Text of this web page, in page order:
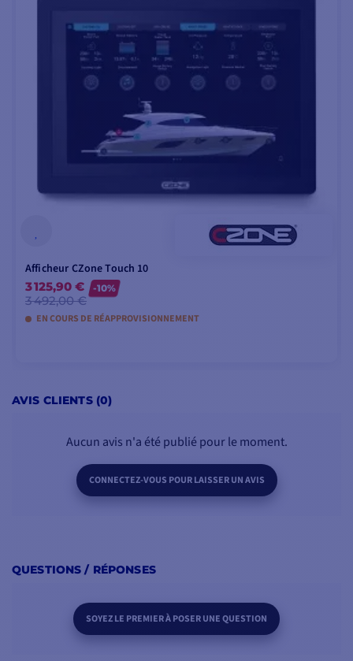
Afficheur CZone Touch 10
3 125,90 €
3 492,00 €
-10%
EN COURS DE RÉAPPROVISIONNEMENT
AVIS CLIENTS (0)
Aucun avis n'a été publié pour le moment.
CONNECTEZ-VOUS POUR LAISSER UN AVIS
QUESTIONS / RÉPONSES
SOYEZ LE PREMIER À POSER UNE QUESTION